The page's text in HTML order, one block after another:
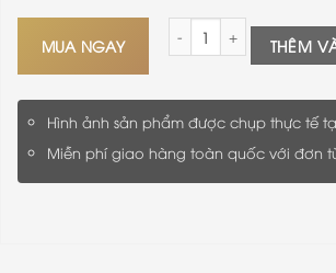
MUA NGAY
Khăn Lụa Tơ Tằm Thêu
THÊM
Hình ảnh sản phẩm được chụp thực tế tại
Miễn phí giao hàng toàn quốc với đơn